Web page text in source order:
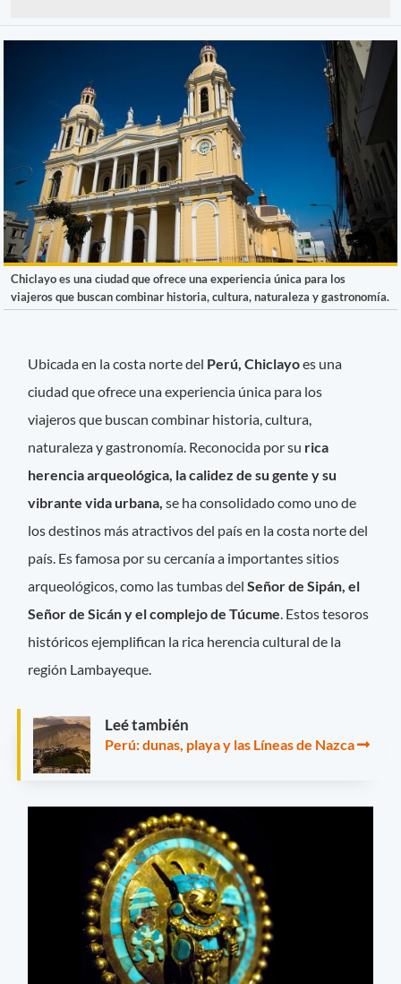
Chiclayo es una ciudad que ofrece una experiencia única para los
viajeros que buscan combinar historia, cultura, naturaleza y gastronomía.
Ubicada en la costa norte del Perú, Chiclayoes una
ciudad que ofrece una experiencia única para los
viajeros que buscan combinar historia, cultura,
naturaleza y gastronomía. Reconocida por su rica
herencia arqueológica, la calidez de su gente y su
vibrante vida urbana,se ha consolidado como uno de
los destinos más atractivos del país en la costa norte del
país. Es famosa por su cercanía a importantes sitios
arqueológicos, como las tumbas delSeñor de Sipán, el
Señor de Sicán y el complejo de Túcume . Estos tesoros
históricos ejemplifican la rica herencia cultural de la
región Lambayeque.
Leé también
Perú: dunas, playa y las Líneas de Nazca